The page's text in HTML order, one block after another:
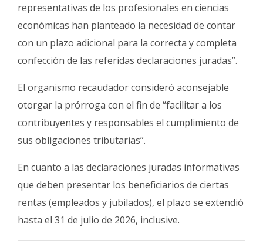
representativas de los profesionales en ciencias
económicas han planteado la necesidad de contar
con un plazo adicional para la correcta y completa
confección de las referidas declaraciones juradas”.
El organismo recaudador consideró aconsejable
otorgar la prórroga con el fin de “facilitar a los
contribuyentes y responsables el cumplimiento de
sus obligaciones tributarias”.
En cuanto a las declaraciones juradas informativas
que deben presentar los beneficiarios de ciertas
rentas (empleados y jubilados), el plazo se extendió
hasta el 31 de julio de 2026, inclusive.